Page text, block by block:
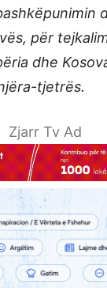
për
dhe
tjetrës.
Zjarr Tv Ad